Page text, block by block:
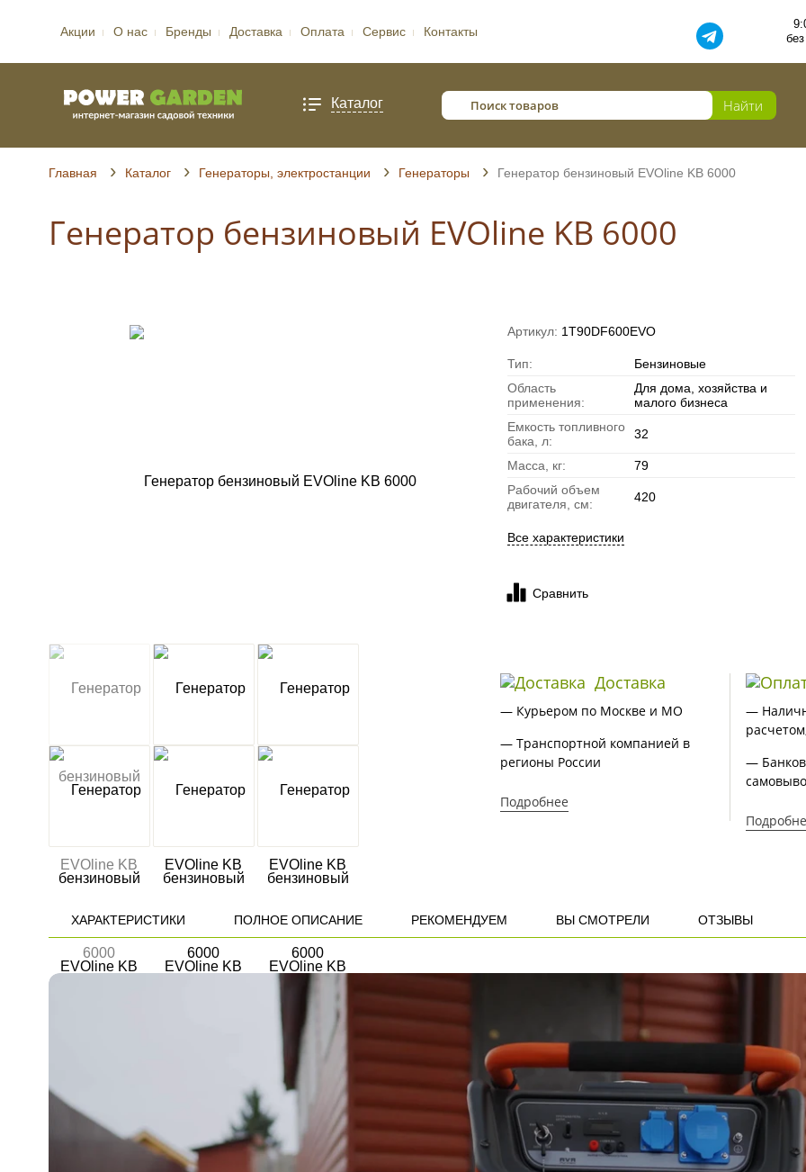
Акции О нас Бренды Доставка Оплата Сервис Контакты
Каталог
Главная Каталог Генераторы, электростанции Генераторы Генератор бензиновый EVOline KB 6000
Генератор бензиновый EVOline KB 6000
Артикул: 1T90DF600EVO
Тип:
Бензиновые
Область
применения:
Для дома, хозяйства и
малого бизнеса
Емкость топливного
бака, л:
32
Масса, кг:
79
Рабочий объем
двигателя, см:
420
Все характеристики
Сравнить
Доставка
— Курьером по Москве и МО
— Транспортной компанией в
регионы России
Подробнее
—
—
ХАРАКТЕРИСТИКИ ПОЛНОЕ ОПИСАНИЕ РЕКОМЕНДУЕМ ВЫ СМОТРЕЛИ ОТЗЫВЫ